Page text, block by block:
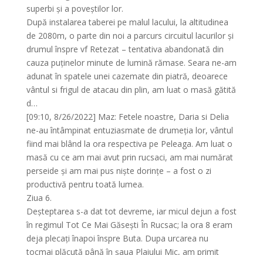
superbi și a poveștilor lor.
După instalarea taberei pe malul lacului, la altitudinea
de 2080m, o parte din noi a parcurs circuitul lacurilor și
drumul înspre vf Retezat – tentativa abandonată din
cauza puținelor minute de lumină rămase. Seara ne-am
adunat în spatele unei cazemate din piatră, deoarece
vântul si frigul de atacau din plin, am luat o masă gătită
d…
[09:10, 8/26/2022] Maz: Fetele noastre, Daria si Delia
ne-au întâmpinat entuziasmate de drumeția lor, vântul
fiind mai blând la ora respectiva pe Peleaga. Am luat o
masă cu ce am mai avut prin rucsaci, am mai numărat
perseide și am mai pus niște dorințe – a fost o zi
productivă pentru toată lumea.
Ziua 6.
Deșteptarea s-a dat tot devreme, iar micul dejun a fost
în regimul Tot Ce Mai Găsești În Rucsac; la ora 8 eram
deja plecați înapoi înspre Buta. Dupa urcarea nu
tocmai plăcută până în șaua Plaiului Mic, am primit